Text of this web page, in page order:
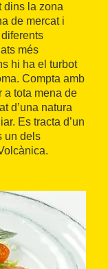
dins la zona
de mercat i
més
hi ha el turbot
Compta amb
a tota mena de
d’una natura
Es tracta d’un
un dels